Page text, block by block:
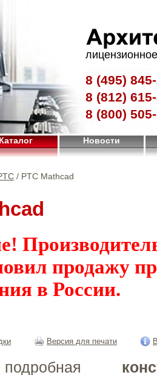
8 (495)
8 (812)
8 (800)
Новости
/ PTС Mathcad
продажу
в России.
Версия для печати